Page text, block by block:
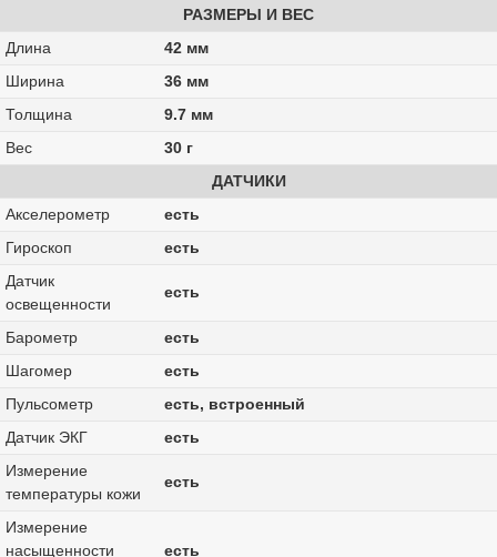
РАЗМЕРЫ И ВЕС
Длина
42 мм
Ширина
36 мм
Толщина
9.7 мм
Вес
30 г
ДАТЧИКИ
Акселерометр
есть
Гироскоп
есть
Датчик
освещенности
есть
Барометр
есть
Шагомер
есть
Пульсометр
есть, встроенный
Датчик ЭКГ
есть
Измерение
температуры кожи
есть
Измерение
насыщенности
есть